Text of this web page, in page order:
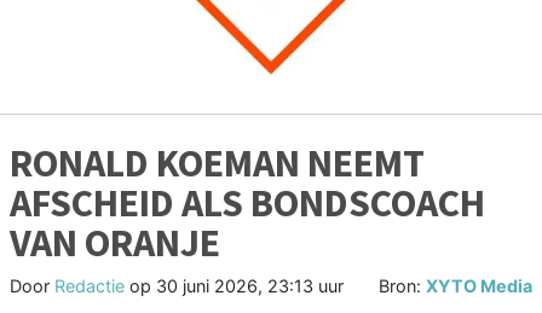
RONALD KOEMAN NEEMT
AFSCHEID ALS BONDSCOACH
VAN ORANJE
Door Redactie op 30 juni 2026, 23:13 uur Bron: XYTO Media